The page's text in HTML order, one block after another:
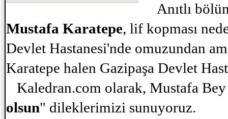
Anıtlı
Mustafa Karatepe, lif kopması
Devlet Hastanesi'nde omuzundan
Karatepe halen Gazipaşa Devlet
Kaledran.com olarak, Mustafa
olsun" dileklerimizi sunuyoruz.